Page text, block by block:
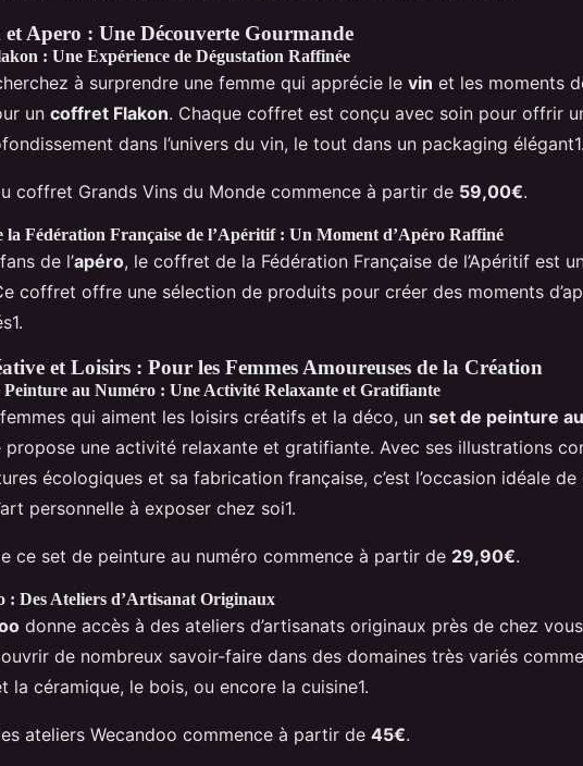
Apero : Une Découverte Gourmande
: Une Expérience de Dégustation Raffinée
à surprendre une femme qui apprécie le vin et les moments
un coffret Flakon. Chaque coffret est conçu avec soin pour offrir
dans l’univers du vin, le tout dans un packaging élégant1.
coffret Grands Vins du Monde commence à partir de 59,00€.
la Fédération Française de l’Apéritif : Un Moment d’Apéro Raffiné
de l’apéro, le coffret de la Fédération Française de l’Apéritif est
coffret offre une sélection de produits pour créer des moments
et Loisirs : Pour les Femmes Amoureuses de la Création
Peinture au Numéro : Une Activité Relaxante et Gratifiante
qui aiment les loisirs créatifs et la déco, un set de peinture
propose une activité relaxante et gratifiante. Avec ses illustrations
écologiques et sa fabrication française, c’est l’occasion idéale
personnelle à exposer chez soi1.
ce set de peinture au numéro commence à partir de 29,90€.
: Des Ateliers d’Artisanat Originaux
donne accès à des ateliers d’artisanats originaux près de chez
de nombreux savoir-faire dans des domaines très variés
la céramique, le bois, ou encore la cuisine1.
ateliers Wecandoo commence à partir de 45€.